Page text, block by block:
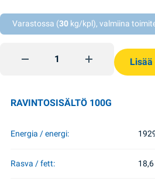
Varastossa (30 kg/kpl), valmiina
33 lehmää karamelli keksi 180g
RAVINTOSISÄLTÖ 100G
Energia / energi:
Rasva / fett: 18,6